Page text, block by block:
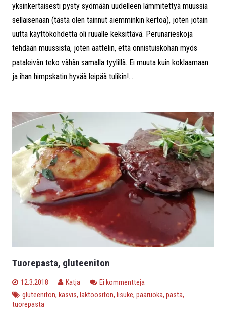
yksinkertaisesti pysty syömään uudelleen lämmitettyä muussia
sellaisenaan (tästä olen tainnut aiemminkin kertoa), joten jotain
uutta käyttökohdetta oli ruualle keksittävä. Perunarieskoja
tehdään muussista, joten aattelin, että onnistuiskohan myös
pataleivän teko vähän samalla tyylillä. Ei muuta kuin koklaamaan
ja ihan himpskatin hyvää leipää tulikin!...
Tuorepasta, gluteeniton
12.3.2018 Katja
Ei kommentteja
gluteeniton, kasvis, laktoositon, lisuke, pääruoka, pasta,
tuorepasta